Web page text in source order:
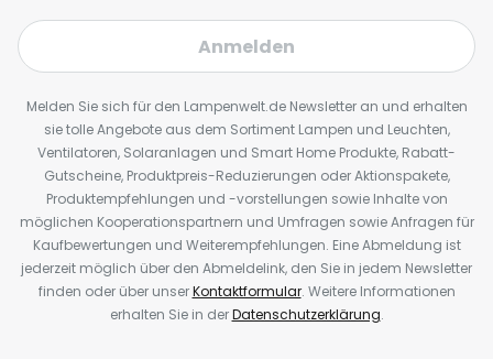
Anmelden
Melden Sie sich für den Lampenwelt.de Newsletter an und erhalten
sie tolle Angebote aus dem Sortiment Lampen und Leuchten,
Ventilatoren, Solaranlagen und Smart Home Produkte, Rabatt-
Gutscheine, Produktpreis-Reduzierungen oder Aktionspakete,
Produktempfehlungen und -vorstellungen sowie Inhalte von
möglichen Kooperationspartnern und Umfragen sowie Anfragen für
Kaufbewertungen und Weiterempfehlungen. Eine Abmeldung ist
jederzeit möglich über den Abmeldelink, den Sie in jedem Newsletter
finden oder über unserKontaktformular. Weitere Informationen
erhalten Sie in derDatenschutzerklärung.